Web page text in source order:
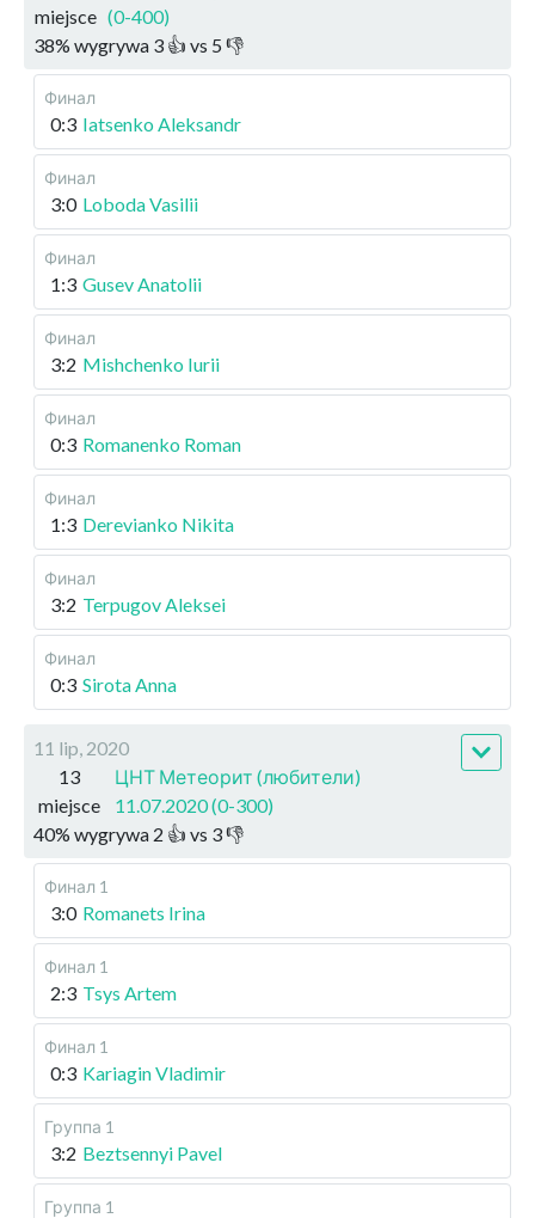
miejsce (0-400)
38% wygrywa 3 👍 vs 5 👎
Финал
0:3 Iatsenko Aleksandr
Финал
3:0 Loboda Vasilii
Финал
1:3 Gusev Anatolii
Финал
3:2 Mishchenko Iurii
Финал
0:3 Romanenko Roman
Финал
1:3 Derevianko Nikita
Финал
3:2 Terpugov Aleksei
Финал
0:3 Sirota Anna
11 lip, 2020
13
miejsce
ЦНТ Метеорит (любители)
11.07.2020 (0-300)
40% wygrywa 2 👍 vs 3👎
Финал 1
3:0 Romanets Irina
Финал 1
2:3 Tsys Artem
Финал 1
0:3 Kariagin Vladimir
Группа 1
3:2 Beztsennyi Pavel
Группа 1